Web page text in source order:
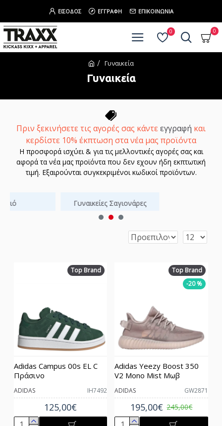
ΕΊΣΟΔΟΣ ΕΓΓΡΑΦΉ ΕΠΙΚΟΙΝΩΝΊΑ
0 0
Γυναικεία
Γυναικεία
Πριν ξεκινήσετε τις αγορές σας κάντεεγγραφή και
κερδίστε 10% έκπτωση στα νέα μας προϊόντα
Η προσφορά ισχύει & για τις μελλοντικές αγορές σας και
αφορά τα νέα μας προϊόντα που δεν εχουν ήδη εκπτωτική
τιμή. Εξαιρούνται συγκεκριμένοι κωδικοί προϊόντων.
Γυναικείες Σαγιονάρες
Top Brand
ADIDAS IH7492
Adidas Campus 00s EL C
Πράσινο
125,00€
Top Brand
-20 %
ADIDAS GW2871
Adidas Yeezy Boost 350
V2 Mono Mist Μωβ
195,00€ 245,00€